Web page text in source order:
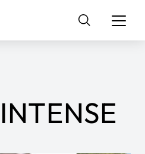
Suchen
nach: